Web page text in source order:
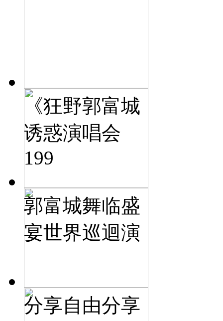
《狂野郭富城
诱惑演唱会
199
郭富城舞临盛
宴世界巡迴演
分享自由分享